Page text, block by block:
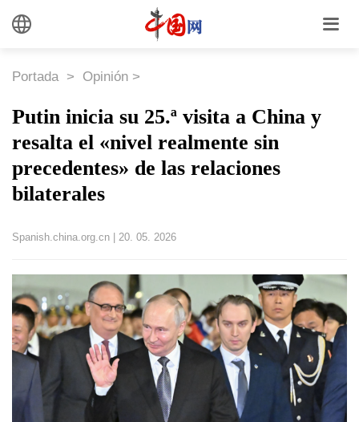
Portada > Opinión >
Putin inicia su 25.ª visita a China y
resalta el «nivel realmente sin
precedentes» de las relaciones
bilaterales
Spanish.china.org.cn 20. 05. 2026